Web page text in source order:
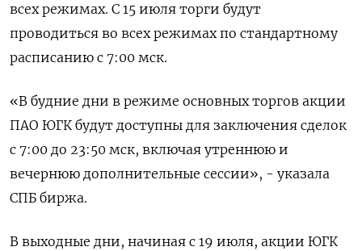
всех режимах. С 15 июля торги будут
проводиться во всех режимах по стандартному
расписанию с 7:00 мск.
«В будние дни в режиме основных торгов акции
ПАО ЮГК будут доступны для заключения сделок
с 7:00 до 23:50 мск, включая утреннюю и
вечернюю дополнительные сессии», - указала
СПБ биржа.
В выходные дни, начиная с 19 июля, акции ЮГК